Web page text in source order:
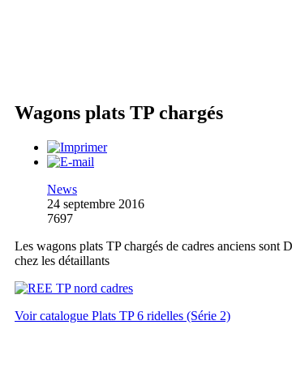
Wagons plats TP chargés
News
24 septembre 2016
7697
Les wagons plats TP chargés de cadres anciens sont
chez les détaillants
Voir catalogue Plats TP 6 ridelles (Série 2)